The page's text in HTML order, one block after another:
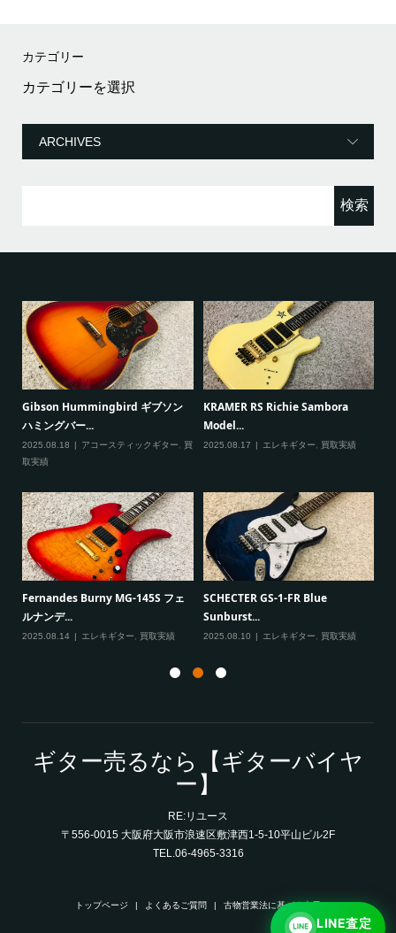
カテゴリー
カ
テ
リ
Gibson Hummingbird ギブソン
ハミングバー...
2025.08.18 アコースティックギター
買
取実績
KRAMER RS Richie Sambora
Model...
2025.08.17 エレキギター 買取実績
Fernandes Burny MG-145S フェ
ルナンデ...
2025.08.14 エレキギター 買取実績
SCHECTER GS-1-FR Blue
Sunburst...
2025.08.10 エレキギター 買取実績
ギター売るなら【ギターバイヤ
ー】
RE:リユース
〒556-0015 大阪府大阪市浪速区敷津西1-5-10平山ビル2F
TEL.06-4965-3316
トップページ よくあるご質問 古物営業法に基づく表示
LINE査定